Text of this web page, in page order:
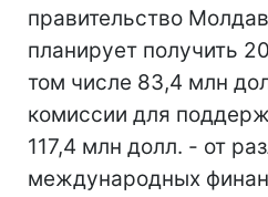
правительство
планирует получить
том числе 83,4 млн
комиссии для
117,4 млн долл. - от
международных